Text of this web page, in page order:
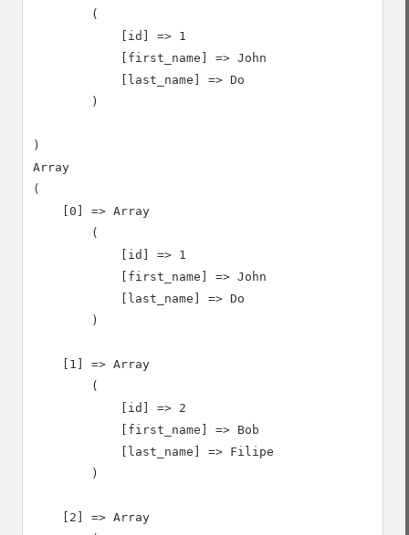
        (
            [id] => 1
            [first_name] => John
            [last_name] => Do
        )
)
Array
(
    [0] => Array
        (
            [id] => 1
            [first_name] => John
            [last_name] => Do
        )
    [1] => Array
        (
            [id] => 2
            [first_name] => Bob
            [last_name] => Filipe
        )
    [2] => Array